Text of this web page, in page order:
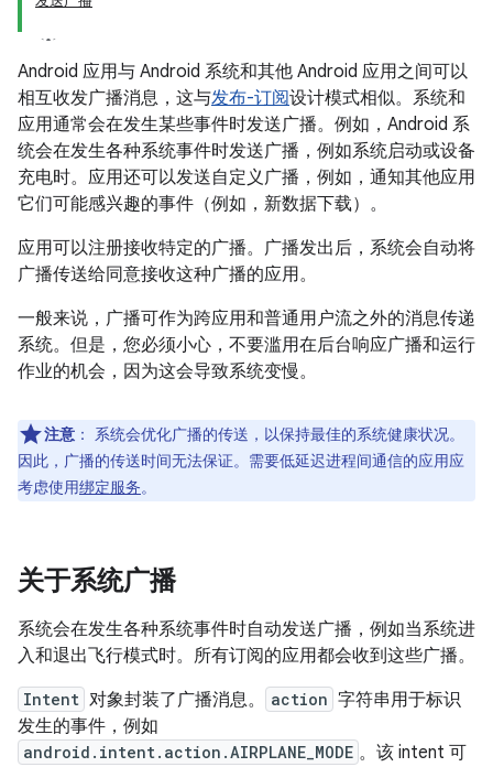
Android 应用与 Android 系统和其他 Android 应用之间可以
相互收发广播消息，这与发布-订阅设计模式相似。系统和
应用通常会在发生某些事件时发送广播。例如，Android 系
统会在发生各种系统事件时发送广播，例如系统启动或设备
充电时。应用还可以发送自定义广播，例如，通知其他应用
它们可能感兴趣的事件（例如，新数据下载）。
应用可以注册接收特定的广播。广播发出后，系统会自动将
广播传送给同意接收这种广播的应用。
一般来说，广播可作为跨应用和普通用户流之外的消息传递
系统。但是，您必须小心，不要滥用在后台响应广播和运行
作业的机会，因为这会导致系统变慢。
注意 ：
系统会优化广播的传送，以保持最佳的系统健康状况。
因此，广播的传送时间无法保证。需要低延迟进程间通信的应用应
考虑使用绑定服务。
关于系统广播
系统会在发生各种系统事件时自动发送广播，例如当系统进
入和退出飞行模式时。所有订阅的应用都会收到这些广播。
Intent 对象封装了广播消息。 action 字符串用于标识
发生的事件，例如
android.intent.action.AIRPLANE_MODE 。该 intent 可